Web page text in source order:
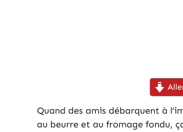
Quand des amis débarquent à
au beurre et au fromage fondu,